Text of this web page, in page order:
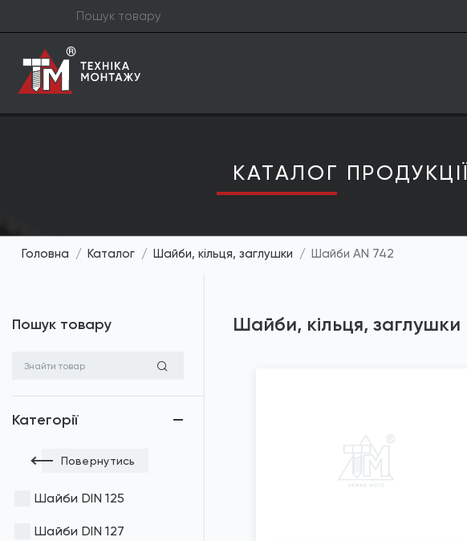
КАТАЛОГ ПРОДУКЦIЇ
Головна Каталог Шайби, кільця, заглушки Шайби AN 742
Пошук товару
Категорії
Повернутись
Шайби DIN 125
Шайби DIN 127
Шайби, кільця, заглушки